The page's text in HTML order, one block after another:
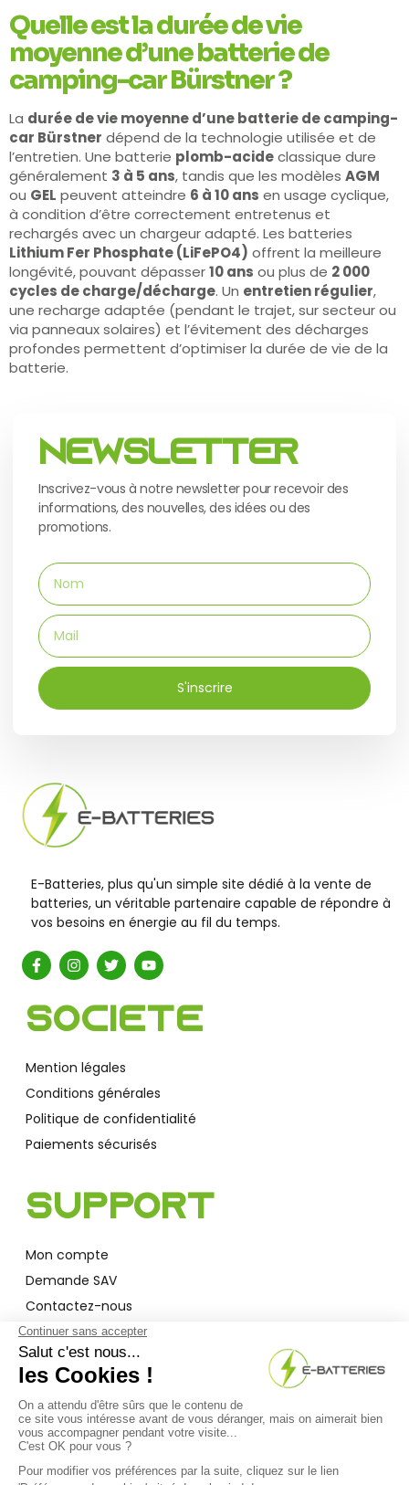
Quelle est la durée de vie
moyenne d’une batterie de
camping-car Bürstner ?
La durée de vie moyenne d’une batterie de camping-
car Bürstner dépend de la technologie utilisée et de
l’entretien. Une batterie plomb-acideclassique dure
généralement 3 à 5 ans, tandis que les modèles AGM
ou GEL peuvent atteindre 6 à 10 ans en usage cyclique,
à condition d’être correctement entretenus et
rechargés avec un chargeur adapté. Les batteries
Lithium Fer Phosphate (LiFePO4) offrent la meilleure
longévité, pouvant dépasser10 ans ou plus de 2 000
cycles de charge/décharge. Un entretien régulier,
une recharge adaptée (pendant le trajet, sur secteur ou
via panneaux solaires) et l’évitement des décharges
profondes permettent d’optimiser la durée de vie de la
batterie.
Newsletter
Inscrivez-vous à notre newsletter pour recevoir des
informations, des nouvelles, des idées ou des
promotions.
S'inscrire
E-Batteries, plus qu'un simple site dédié à la vente de
batteries, un véritable partenaire capable de répondre à
vos besoins en énergie au fil du temps.
Société
Mention légales
Conditions générales
Politique de confidentialité
Paiements sécurisés
Support
Mon compte
Demande SAV
Contactez-nous
Garantie
A Propos
Qui sommes-nous ?
Actualités